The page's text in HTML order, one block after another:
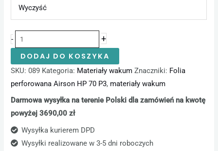
Wyczyść
- +
DODAJ DO KOSZYKA
SKU:089 Kategoria: Materiały wakum Znaczniki: Folia
perforowana Airson HP 70 P3, materiały wakum
Darmowa wysyłka na terenie Polski dla zamówień na kwotę
powyżej 3690,00 zł
Wysyłka kurierem DPD
Wysyłki realizowane w 3-5 dni roboczych